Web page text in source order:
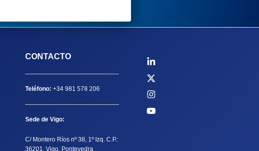
CONTACTO
Teléfono: +34 981 578 206
Sede de Vigo:
C/ Montero Ríos nº 38, 1º Izq. C.P.:
36201, Vigo, Pontevedra